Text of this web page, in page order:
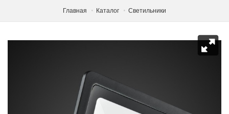
Главная Каталог Светильники